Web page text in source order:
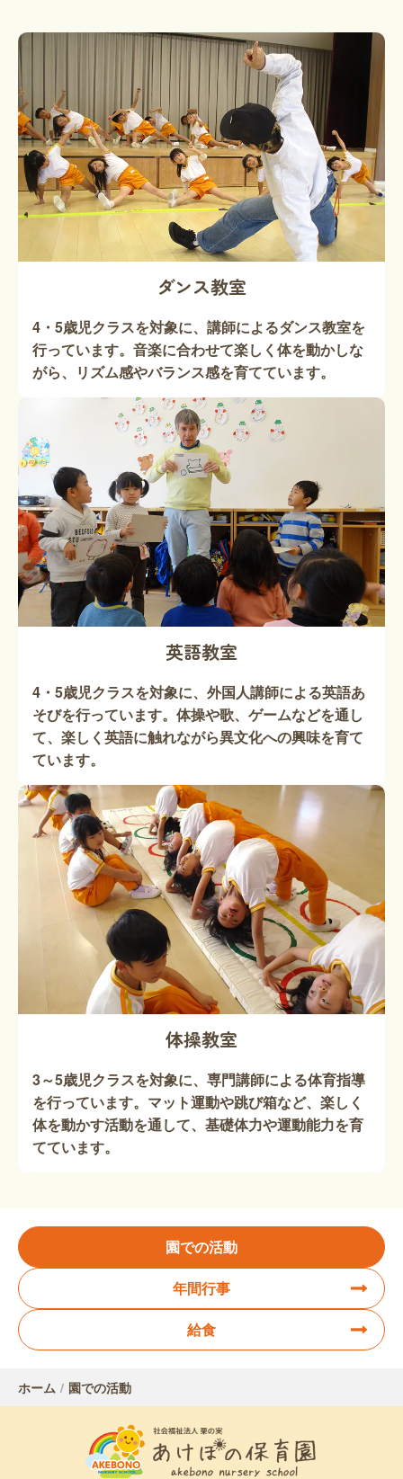
ダンス教室
4・5歳児クラスを対象に、講師によるダンス教室を
行っています。音楽に合わせて楽しく体を動かしな
がら、リズム感やバランス感を育てています。
英語教室
4・5歳児クラスを対象に、外国人講師による英語あ
そびを行っています。体操や歌、ゲームなどを通し
て、楽しく英語に触れながら異文化への興味を育て
ています。
体操教室
3～5歳児クラスを対象に、専門講師による体育指導
を行っています。マット運動や跳び箱など、楽しく
体を動かす活動を通して、基礎体力や運動能力を育
てています。
園での活動
年間行事
給食
ホーム 園での活動